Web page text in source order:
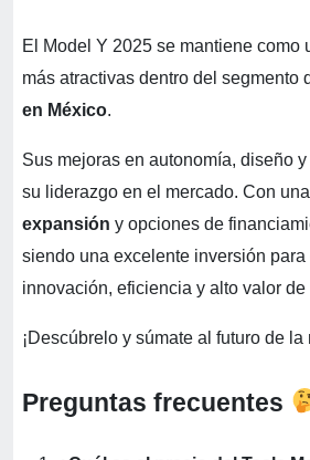
El Model Y 2025 se mantiene como
más atractivas dentro del segmento
en México.
Sus mejoras en autonomía, diseño
su liderazgo en el mercado. Con una
expansión y opciones de
siendo una excelente inversión
innovación, eficiencia y alto valor de
¡Descúbrelo y súmate al futuro de
Preguntas frecuentes